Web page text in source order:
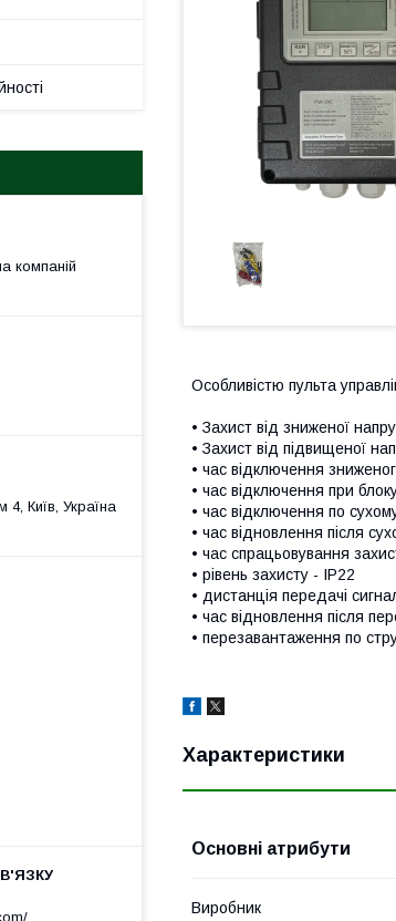
Особливістю пульта
• Захист від зниженої
• Захист від підвищеної
• час відключення
• час відключення при
• час відключення по
• час відновлення після
• час спрацьовування
• рівень захисту - IP22
• дистанція передачі
• час відновлення після
• перезавантаження по
Характеристики
Основні атрибути
Виробник
компаній
4, Київ, Україна